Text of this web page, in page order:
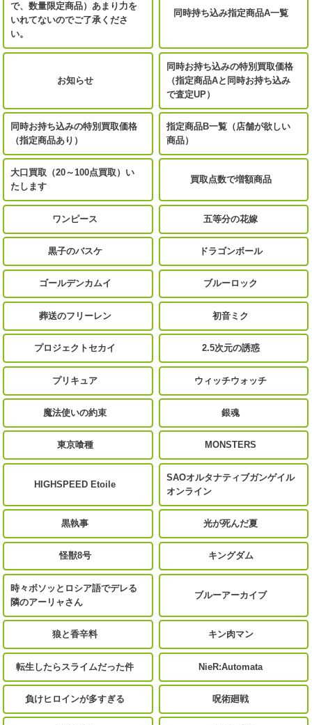
で、数量限定商品）あまり力を
いれてないのでご了承くださ
い。
同時持ち込み指定商品A一覧
お知らせ
同時お持ち込みの特別買取価格
（指定商品Aと同時お持ち込み
で査定UP）
同時お持ち込みの特別買取価格
（指定商品あり）
指定商品B一覧（店舗が欲しい
商品）
大口買取（20～100点買取）い
たします
買取点数で増額商品
ワンピース 五等分の花嫁
黒子のバスケ ドラゴンボール
ゴールデンカムイ ブルーロック
葬送のフリーレン 初音ミク
プロジェクトセカイ 2.5次元の誘惑
プリキュア ウィッチウォッチ
魔法使いの約束 銀魂
東京喰種 MONSTERS
HIGHSPEED Etoile
SAOオルタナティブガンゲイル
オンライン
黒執事 光が死んだ夏
怪獣8号 キングダム
時々ボソッとロシア語でデレる
隣のアーリャさん
ブルーアーカイブ
狼と香辛料 キン肉マン
転生したらスライムだった件 NieR:Automata
負けヒロインが多すぎる 呪術廻戦